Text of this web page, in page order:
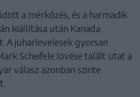
a mérkőzés, és a harmadik
kiállítása után Kanada
A juharlevelesek gyorsan
Scheifele lövése talált utat a
válasz azonban szinte